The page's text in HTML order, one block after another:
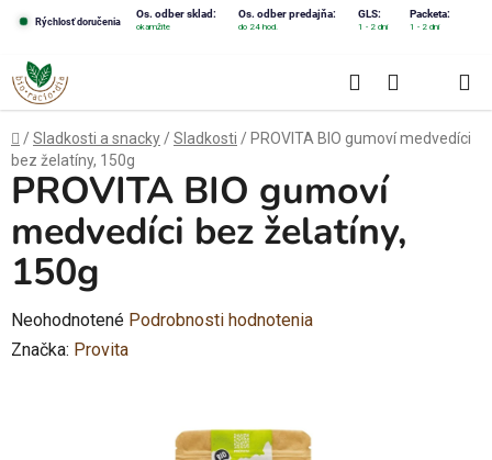
obsah
Rýchlosť doručenia
Os. odber sklad: Os. odber predajňa: GLS: Packeta:
okamžite do 24 hod. 1 - 2 dni 1 - 2 dni
Hľadať
KOŠÍK
Domov
/Sladkosti a snacky /Sladkosti / PROVITA BIO gumoví medvedíci
bez želatíny, 150g
PROVITA BIO gumoví
medvedíci bez želatíny,
150g
Priemerné
hodnotenie
Neohodnotené Podrobnosti hodnotenia
Značka: Provita